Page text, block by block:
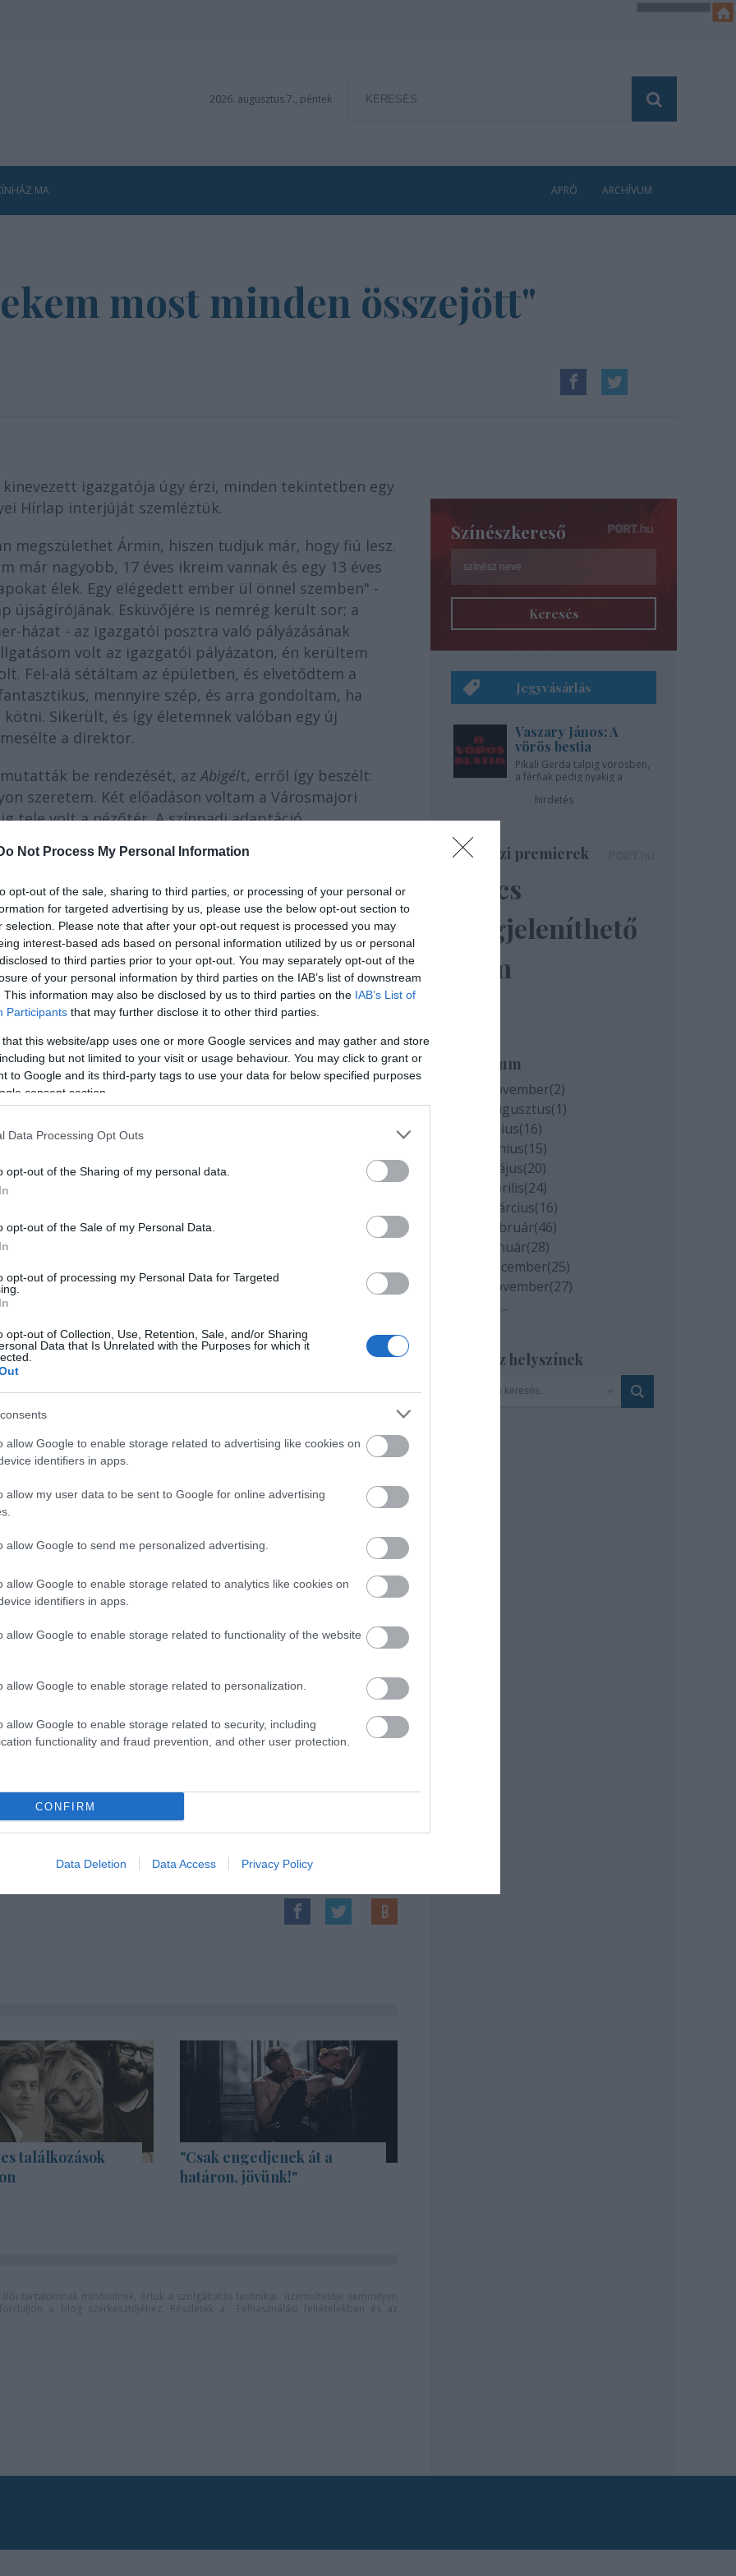
Not Process My Personal Information
opt-out of the sale, sharing to third parties, or processing of your personal or
for targeted advertising by us, please use the below opt-out section to
selection. Please note that after your opt-out request is processed you may
interest-based ads based on personal information utilized by us or personal
to third parties prior to your opt-out. You may separately opt-out of the
of your personal information by third parties on the IAB’s list of downstream
This information may also be disclosed by us to third parties on the IAB’s List of
Participants that may further disclose it to other third parties.
that this website/app uses one or more Google services and may gather and store
but not limited to your visit or usage behaviour. You may click to grant or
to Google and its third-party tags to use your data for below specified purposes
consent section.
Data Processing Opt Outs
opt-out of the Sharing of my personal data.
opt-out of the Sale of my Personal Data.
opt-out of processing my Personal Data for Targeted
opt-out of Collection, Use, Retention, Sale, and/or Sharing
Data that Is Unrelated with the Purposes for which it
allow Google to enable storage related to advertising like cookies on
identifiers in apps.
allow my user data to be sent to Google for online advertising
allow Google to send me personalized advertising.
allow Google to enable storage related to analytics like cookies on
identifiers in apps.
allow Google to enable storage related to functionality of the website
allow Google to enable storage related to personalization.
allow Google to enable storage related to security, including
functionality and fraud prevention, and other user protection.
CONFIRM
Data Deletion Data Access Privacy Policy
2026. augusztus 7., péntek
MA APRÓ ARCHÍVUM
most minden összejött"
kinevezett igazgatója úgy érzi, minden tekintetben egy
Hírlap interjúját szemléztük.
megszülethet Ármin, hiszen tudjuk már, hogy fiú lesz.
már nagyobb, 17 éves ikreim vannak és egy 13 éves
élek. Egy elégedett ember ül önnel szemben" -
újságírójának. Esküvőjére is nemrég került sor; a
házat - az igazgatói posztra való pályázásának
volt az igazgatói pályázaton, én kerültem
Fel-alá sétáltam az épületben, és elvetődtem a
mennyire szép, és arra gondoltam, ha
Sikerült, és így életemnek valóban egy új
a direktor.
be rendezését, azAbigélt, erről így beszélt:
szeretem. Két előadáson voltam a Városmajori
tele volt a nézőtér. A színpadi adaptáció
a közönség, amelynek emlékeiben a tévésorozat,
A jelek szerint sikerült a mutatvány."
Megyei Hírlap
Várszínházban látható. A rendező elmondta, teljesen
szegedi Dóm téri, ahol igazi nagyprodukciót
a szövegre és történetre koncentrálva játssza el
kimaradnak vagy csak jelzésértékűek lesznek a
a nyelvi szépség talán még koncentráltabban
Színházban. Úgy fogalmazott, rendezőként
színházigazgatóként a közönség újbóli
feladata, és ez az összes energiáját leköti.
az évadterv már elkészült. Ezt azonban -
játszóhelyen változnak a darabok, a
de ők is mást rendeznek, mint amit
nem voltam elégedett, viszont azokat a kollégáimat,
lesznek, szerettem volna helyzetbe hozni.
és a társulat és fordítva. A kölcsönös ismerkedés
le a direktor.
nagy a várakozás, és országos figyelem övezte
személy szerint is érzem azt, hogy borzasztó sokat
a legtöbbet kell nyújtani, az első pillanattól. S úgy
nem légből kapott vágyálom az, hogy elérjük a 100
egyszerű, de ez a dolgunk. Nekem most minden
feladat is?"
az fmh.hu-n olvasható.
találkozások
"Csak engedjenek át a
határon, jövünk!"
Színészkereső
Keresés
Jegyvásárlás
Vaszary János: A
vörös bestia
Pikali Gerda talpig vörösben,
a férfiak pedig nyakig a
hirdetés
Színházi premierek
Nincs
megjeleníthető
elem
Archívum
2020 november(2)
2020 augusztus(1)
2020 július(16)
2020 június(15)
2020 május(20)
2020 április(24)
2020 március(16)
2020 február(46)
2020 január(28)
2019 december(25)
2019 november(27)
...
Szinház helyszínek